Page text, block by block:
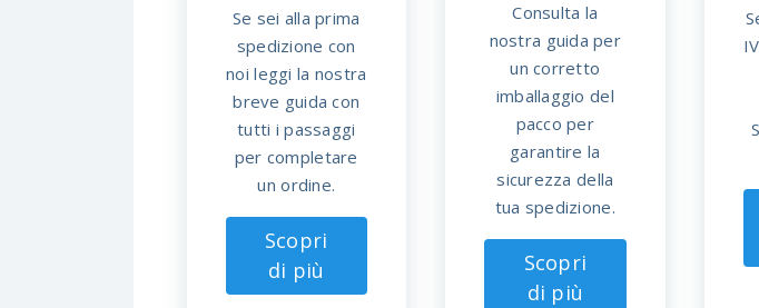
Se sei alla prima
spedizione con
noi leggi la nostra
breve guida con
tutti i passaggi
per completare
un ordine.
Scopri
di più
Consulta la
nostra guida per
un corretto
imballaggio del
pacco per
garantire la
sicurezza della
tua spedizione.
Scopri
di più